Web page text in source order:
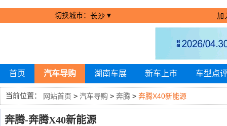
切换城市： 长沙 ▼ 加
首页 汽车导购 湖南车展 新车上市 车型点
当前位置： 网站首页 > 汽车导购 > 奔腾 > 奔腾X40新能源
奔腾-奔腾X40新能源